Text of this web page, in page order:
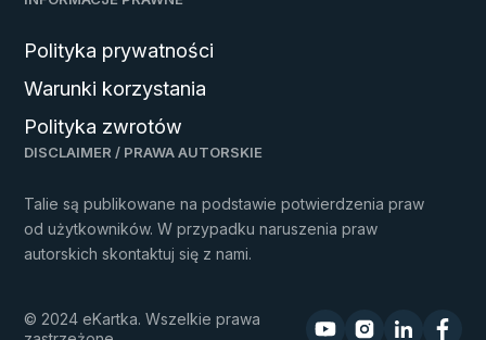
Polityka prywatności
Warunki korzystania
Polityka zwrotów
DISCLAIMER / PRAWA AUTORSKIE
Talie są publikowane na podstawie potwierdzenia praw
od użytkowników. W przypadku naruszenia praw
autorskich skontaktuj się z nami.
© 2024 eKartka. Wszelkie prawa